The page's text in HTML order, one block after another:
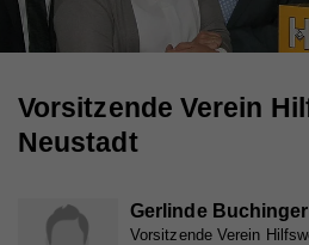
Vorsitzende Verein
Neustadt
Gerlinde Buchinger
Vorsitzende Verein